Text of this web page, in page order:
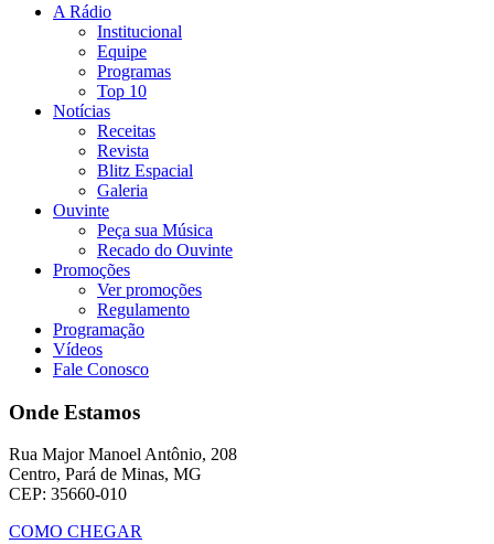
A Rádio
Institucional
Equipe
Programas
Top 10
Notícias
Receitas
Revista
Blitz Espacial
Galeria
Ouvinte
Peça sua Música
Recado do Ouvinte
Promoções
Ver promoções
Regulamento
Programação
Vídeos
Fale Conosco
Onde Estamos
Rua Major Manoel Antônio, 208
Centro, Pará de Minas, MG
CEP: 35660-010
COMO CHEGAR